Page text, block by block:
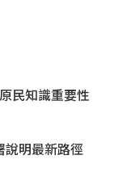
民知識重要性
說明最新路徑